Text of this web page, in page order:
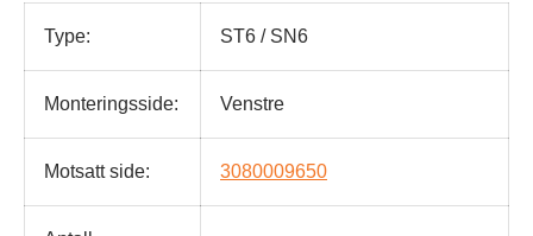
Type: ST6 / SN6
Monteringsside: Venstre
Motsatt side: 3080009650